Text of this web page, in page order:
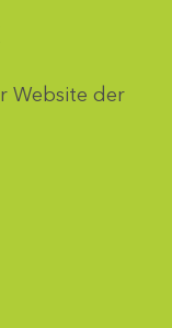
Website der